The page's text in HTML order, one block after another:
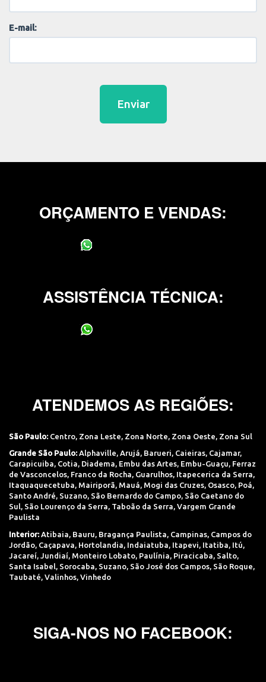
E-mail:
Enviar
ORÇAMENTO E VENDAS:
ASSISTÊNCIA TÉCNICA:
ATENDEMOS AS REGIÕES:
São Paulo: Centro Zona Leste Zona Norte Zona Oeste Zona Sul
Grande São Paulo: Alphaville, Arujá, Barueri, Caieiras, Cajamar,
Carapicuiba, Cotia, Diadema, Embu das Artes, Embu-Guaçu, Ferraz
de Vasconcelos, Franco da Rocha, Guarulhos, Itapecerica da Serra,
Itaquaquecetuba, Mairiporã, Mauá, Mogi das Cruzes, Osasco, Poá,
Santo André, Suzano, São Bernardo do Campo, São Caetano do
Sul, São Lourenço da Serra, Taboão da Serra, Vargem Grande
Paulista
Interior: Atibaia Bauru Bragança Paulista Campinas Campos do
Jordão Caçapava Hortolandia Indaiatuba Itapevi Itatiba Itú
Jacareí
Jundiaí Monteiro Lobato Paulínia Piracicaba Salto
Santa Isabel Sorocaba Suzano São José dos Campos São Roque
Taubaté Valinhos Vinhedo
SIGA-NOS NO FACEBOOK: